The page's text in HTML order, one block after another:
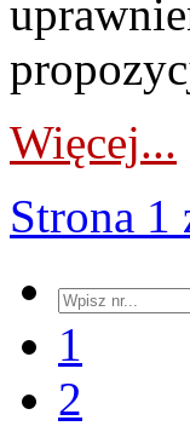
Więcej...
Strona 1
1
2